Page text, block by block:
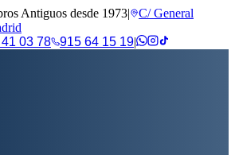
Antiguos desde 1973|
C/ General
03 78 915 64 15 19|